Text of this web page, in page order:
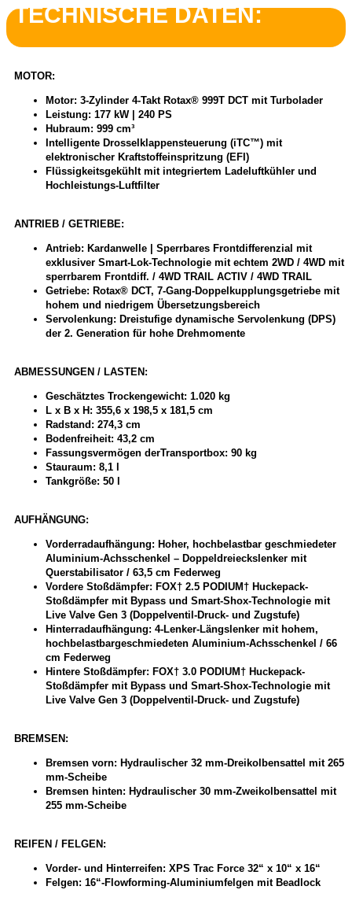
TECHNISCHE DATEN:
MOTOR:
Motor: 3-Zylinder 4-Takt Rotax® 999T DCT mit Turbolader
Leistung: 177 kW | 240 PS
Hubraum: 999 cm³
Intelligente Drosselklappensteuerung (iTC™) mit
elektronischer Kraftstoffeinspritzung (EFI)
Flüssigkeitsgekühlt mit integriertem Ladeluftkühler und
Hochleistungs-Luftfilter
ANTRIEB / GETRIEBE:
Antrieb: Kardanwelle | Sperrbares Frontdifferenzial mit
exklusiver Smart-Lok-Technologie mit echtem 2WD / 4WD mit
sperrbarem Frontdiff. / 4WD TRAIL ACTIV / 4WD TRAIL
Getriebe: Rotax® DCT, 7-Gang-Doppelkupplungsgetriebe mit
hohem und niedrigem Übersetzungsbereich
Servolenkung: Dreistufige dynamische Servolenkung (DPS)
der 2. Generation für hohe Drehmomente
ABMESSUNGEN / LASTEN:
Geschätztes Trockengewicht: 1.020 kg
L x B x H: 355,6 x 198,5 x 181,5 cm
Radstand: 274,3 cm
Bodenfreiheit: 43,2 cm
Fassungsvermögen derTransportbox: 90 kg
Stauraum: 8,1 l
Tankgröße: 50 l
AUFHÄNGUNG:
Vorderradaufhängung: Hoher, hochbelastbar geschmiedeter
Aluminium-Achsschenkel – Doppeldreieckslenker mit
Querstabilisator / 63,5 cm Federweg
Vordere Stoßdämpfer: FOX† 2.5 PODIUM† Huckepack-
Stoßdämpfer mit Bypass und Smart-Shox-Technologie mit
Live Valve Gen 3 (Doppelventil-Druck- und Zugstufe)
Hinterradaufhängung: 4-Lenker-Längslenker mit hohem,
hochbelastbargeschmiedeten Aluminium-Achsschenkel / 66
cm Federweg
Hintere Stoßdämpfer: FOX† 3.0 PODIUM† Huckepack-
Stoßdämpfer mit Bypass und Smart-Shox-Technologie mit
Live Valve Gen 3 (Doppelventil-Druck- und Zugstufe)
BREMSEN:
Bremsen vorn: Hydraulischer 32 mm-Dreikolbensattel mit 265
mm-Scheibe
Bremsen hinten: Hydraulischer 30 mm-Zweikolbensattel mit
255 mm-Scheibe
REIFEN / FELGEN:
Vorder- und Hinterreifen: XPS Trac Force 32“ x 10“ x 16“
Felgen: 16“-Flowforming-Aluminiumfelgen mit Beadlock